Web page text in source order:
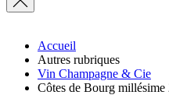
Accueil
Autres rubriques
Vin Champagne & Cie
Côtes de Bourg millésime